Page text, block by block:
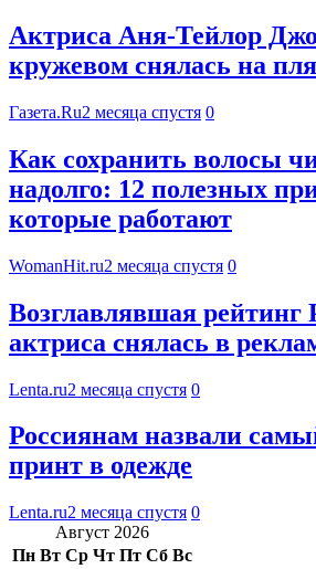
Актриса Аня-Тейлор
кружевом снялась на
Газета.Ru2 месяца спустя 0
Как сохранить волосы
надолго: 12 полезных
которые работают
WomanHit.ru2 месяца спустя 0
Возглавлявшая рейтинг
актриса снялась в
Lenta.ru2 месяца спустя 0
Россиянам назвали
принт в одежде
Lenta.ru2 месяца спустя 0
Август 2026
Пн Вт Ср Чт Пт Сб Вс